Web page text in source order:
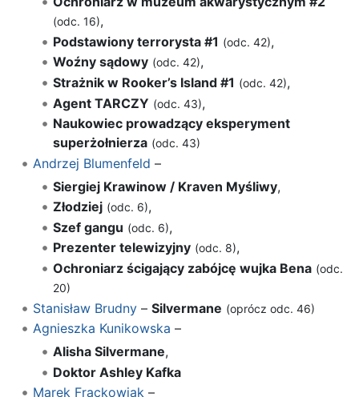
(odc. 16),
Podstawiony terrorysta #1 (odc. 42),
Woźny sądowy (odc. 42),
Strażnik w Rooker’s Island #1 (odc. 42),
Agent TARCZY (odc. 43),
Naukowiec prowadzący eksperyment
superżołnierza (odc. 43)
Andrzej Blumenfeld –
Siergiej Krawinow / Kraven Myśliwy,
Złodziej (odc. 6),
Szef gangu (odc. 6),
Prezenter telewizyjny (odc. 8),
Ochroniarz ścigający zabójcę wujka Bena (odc.
20)
Stanisław Brudny– Silvermane (oprócz odc. 46)
Agnieszka Kunikowska –
Alisha Silvermane,
Doktor Ashley Kafka
Marek Frąckowiak–